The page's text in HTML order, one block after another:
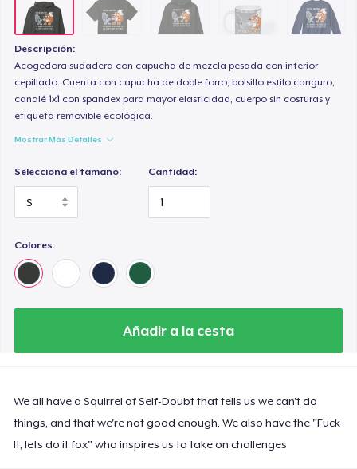
Descripción:
Acogedora sudadera con capucha de mezcla pesada con interior
cepillado. Cuenta con capucha de doble forro, bolsillo estilo canguro,
canalé 1x1 con spandex para mayor elasticidad, cuerpo sin costuras y
etiqueta removible ecológica.
Mostrar Más Detalles
Selecciona el tamaño: Cantidad:
Colores:
Añadir a la cesta
We all have a Squirrel of Self-Doubt that tells us we can't do
things, and that we're not good enough. We also have the "Fuck
It, lets do it fox" who inspires us to take on challenges